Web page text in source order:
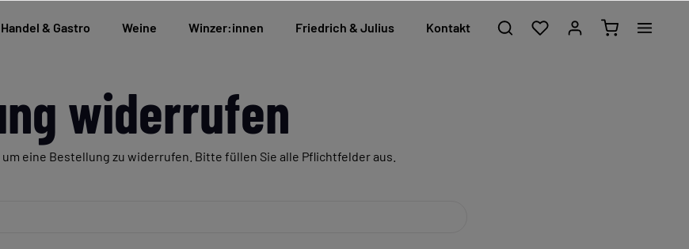
Handel & Gastro Weine Winzer:innen Friedrich & Julius Kontakt
widerrufen
eine Bestellung zu widerrufen. Bitte füllen Sie alle Pflichtfelder aus.